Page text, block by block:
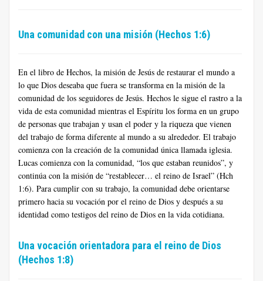
Una comunidad con una misión (Hechos 1:6)
En el libro de Hechos, la misión de Jesús de restaurar el mundo a
lo que Dios deseaba que fuera se transforma en la misión de la
comunidad de los seguidores de Jesús. Hechos le sigue el rastro a la
vida de esta comunidad mientras el Espíritu los forma en un grupo
de personas que trabajan y usan el poder y la riqueza que vienen
del trabajo de forma diferente al mundo a su alrededor. El trabajo
comienza con la creación de la comunidad única llamada iglesia.
Lucas comienza con la comunidad, “los que estaban reunidos”, y
continúa con la misión de “restablecer… el reino de Israel” (Hch
1:6). Para cumplir con su trabajo, la comunidad debe orientarse
primero hacia su vocación por el reino de Dios y después a su
identidad como testigos del reino de Dios en la vida cotidiana.
Una vocación orientadora para el reino de Dios
(Hechos 1:8)